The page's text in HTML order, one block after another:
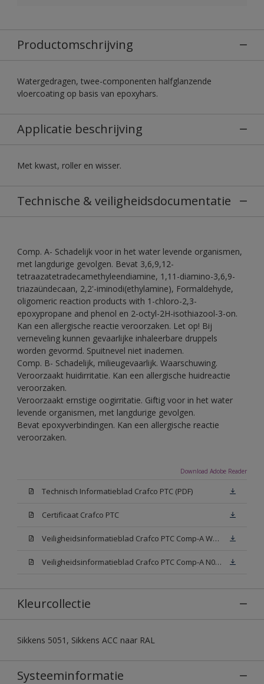
Productomschrijving
Watergedragen, twee-componenten halfglanzende
vloercoating op basis van epoxyhars.
Applicatie beschrijving
Met kwast, roller en wisser.
Technische & veiligheidsdocumentatie
Comp. A- Schadelijk voor in het water levende organismen,
met langdurige gevolgen. Bevat 3,6,9,12-
tetraazatetradecamethyleendiamine, 1,11-diamino-3,6,9-
triazaündecaan, 2,2'-iminodi(ethylamine), Formaldehyde,
oligomeric reaction products with 1-chloro-2,3-
epoxypropane and phenol en 2-octyl-2H-isothiazool-3-on.
Kan een allergische reactie veroorzaken. Let op! Bij
verneveling kunnen gevaarlijke inhaleerbare druppels
worden gevormd. Spuitnevel niet inademen.
Comp. B- Schadelijk, milieugevaarlijk. Waarschuwing.
Veroorzaakt huidirritatie. Kan een allergische huidreactie
veroorzaken.
Veroorzaakt ernstige oogirritatie. Giftig voor in het water
levende organismen, met langdurige gevolgen.
Bevat epoxyverbindingen. Kan een allergische reactie
veroorzaken.
Download Adobe Reader
Technisch Informatieblad Crafco PTC (PDF)
Certificaat Crafco PTC
Veiligheidsinformatieblad Crafco PTC Comp-A W05 (MSDS)
Veiligheidsinformatieblad Crafco PTC Comp-A N00 (MSDS)
Kleurcollectie
Sikkens 5051, Sikkens ACC naar RAL
Systeeminformatie